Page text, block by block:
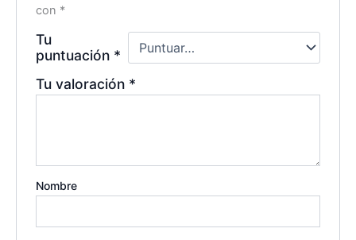
con *
Tu
puntuación *
Tu valoración *
Nombre